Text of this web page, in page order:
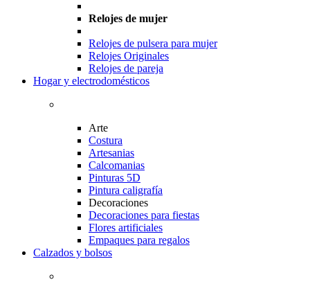
Relojes de mujer
Relojes de pulsera para mujer
Relojes Originales
Relojes de pareja
Hogar y electrodomésticos
Arte
Costura
Artesanias
Calcomanias
Pinturas 5D
Pintura caligrafía
Decoraciones
Decoraciones para fiestas
Flores artificiales
Empaques para regalos
Calzados y bolsos